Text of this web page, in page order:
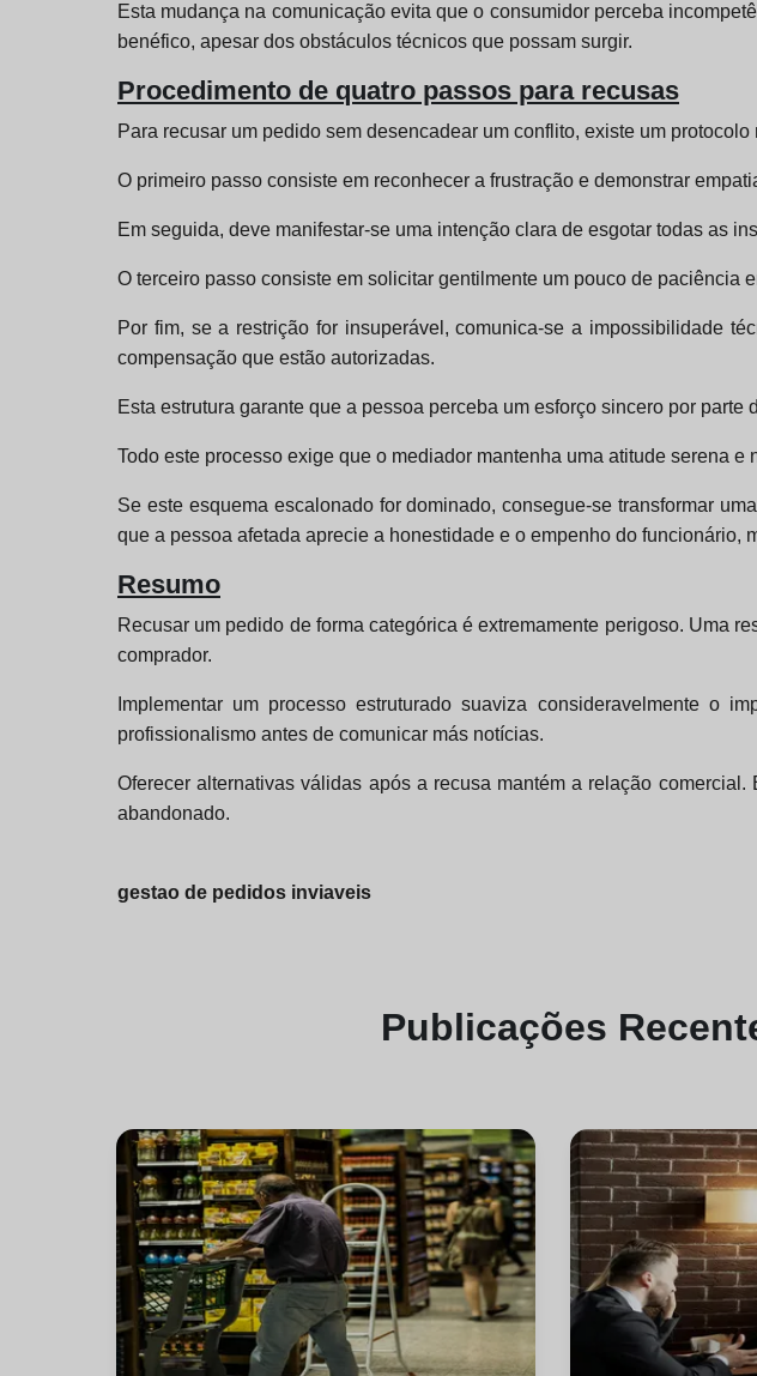
Esta mudança na comunicação evita que o consumidor perceba
benéfico, apesar dos obstáculos técnicos que possam surgir.
Procedimento de quatro passos para recusas
Para recusar um pedido sem desencadear um conflito, existe um
O primeiro passo consiste em reconhecer a frustração e demonstrar
Em seguida, deve manifestar-se uma intenção clara de esgotar todas as
O terceiro passo consiste em solicitar gentilmente um pouco de paciência
Por fim, se a restrição for insuperável, comunica-se a impossibilidade
compensação que estão autorizadas.
Esta estrutura garante que a pessoa perceba um esforço sincero por
Todo este processo exige que o mediador mantenha uma atitude serena
Se este esquema escalonado for dominado, consegue-se transformar
que a pessoa afetada aprecie a honestidade e o empenho do
Resumo
Recusar um pedido de forma categórica é extremamente perigoso. Uma
comprador.
Implementar um processo estruturado suaviza consideravelmente o
profissionalismo antes de comunicar más notícias.
Oferecer alternativas válidas após a recusa mantém a relação
abandonado.
gestao de pedidos inviaveis
Publicações